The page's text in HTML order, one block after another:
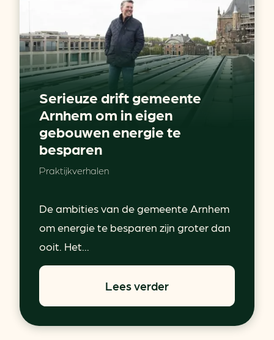
Serieuze drift gemeente
Arnhem om in eigen
gebouwen energie te
besparen
Praktijkverhalen
De ambities van de gemeente Arnhem
om energie te besparen zijn groter dan
ooit. Het...
Lees verder